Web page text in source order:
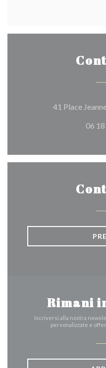
41 Place
06
Rimani
Iscriversi alla nostra
personalizzate e